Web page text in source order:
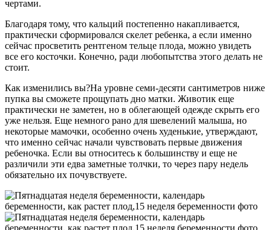
чертами.
Благодаря тому, что кальций постепенно накапливается,
практически сформировался скелет ребенка, а если именно
сейчас просветить рентгеном тельце плода, можно увидеть
все его косточки. Конечно, ради любопытства этого делать не
стоит.
Как изменились вы?На уровне семи-десяти сантиметров ниже
пупка вы сможете прощупать дно матки. Животик еще
практически не заметен, но в облегающей одежде скрыть его
уже нельзя. Еще немного рано для шевелений малыша, но
некоторые мамочки, особенно очень худенькие, утверждают,
что именно сейчас начали чувствовать первые движения
ребеночка. Если вы относитесь к большинству и еще не
различили эти едва заметные толчки, то через пару недель
обязательно их почувствуете.